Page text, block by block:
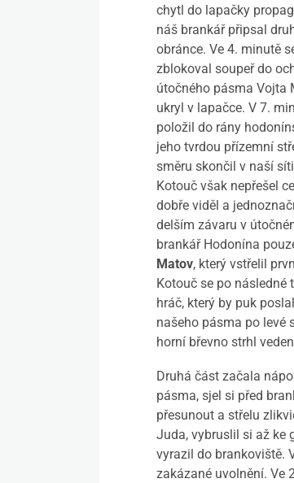
chytl do lapačky
náš brankář připsal
obránce. Ve 4. minutě
zblokoval soupeř do
útočného pásma Vojta
ukryl v lapačce. V 7.
položil do rány
jeho tvrdou přízemní
směru skončil v naší
Kotouč však nepřešel
dobře viděl a
delším závaru v
brankář Hodonína
Matov, který vstřelil
Kotouč se po
hráč, který by puk
našeho pásma po levé
horní břevno strhl
Druhá část začala
pásma, sjel si před
přesunout a střelu
Juda, vybruslil si až ke
vyrazil do brankoviště.
zakázané uvolnění. Ve